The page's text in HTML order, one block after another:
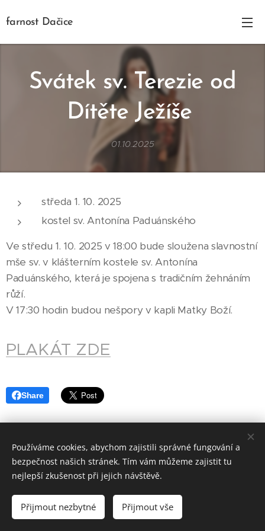
farnost Dačice
Svátek sv. Terezie od
Dítěte Ježíše
01.10.2025
středa 1. 10. 2025
kostel sv. Antonína Paduánského
Ve středu 1. 10. 2025 v 18:00 bude sloužena slavnostní
mše sv. v klášterním kostele sv. Antonína
Paduánského, která je spojena s tradičním žehnáním
růží.
V 17:30 hodin budou nešpory v kapli Matky Boží.
PLAKÁT ZDE
Share
Římskokatolická farnost Dačice; Krajířova 18, Dačice
Cookies
Používáme cookies, abychom zajistili správné fungování a
bezpečnost našich stránek. Tím vám můžeme zajistit tu
nejlepší zkušenost při jejich návštěvě.
Přijmout nezbytné Přijmout vše